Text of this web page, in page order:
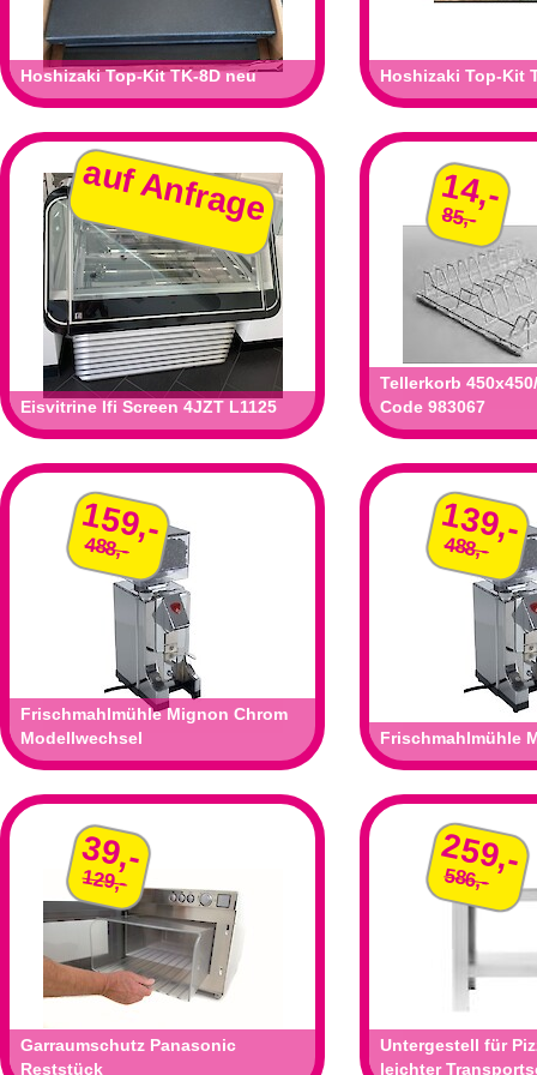
Hoshizaki Top-Kit TK-8D neu Hoshizaki Top-Kit
auf Anfrage
Eisvitrine Ifi Screen 4JZT L1125
14,-
85,-
Tellerkorb
Code 983067
159,-
488,-
Frischmahlmühle Mignon Chrom
Modellwechsel
139,-
488,-
Frischmahlmühle
39,-
129,-
Garraumschutz Panasonic
Reststück
259,-
586,-
Untergestell für
leichter